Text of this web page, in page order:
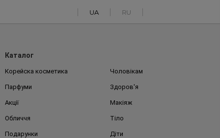
UA RU
Каталог
Корейска косметика Чоловікам
Парфуми Здоров'я
Акції Макіяж
Обличчя Тіло
Подарунки Діти